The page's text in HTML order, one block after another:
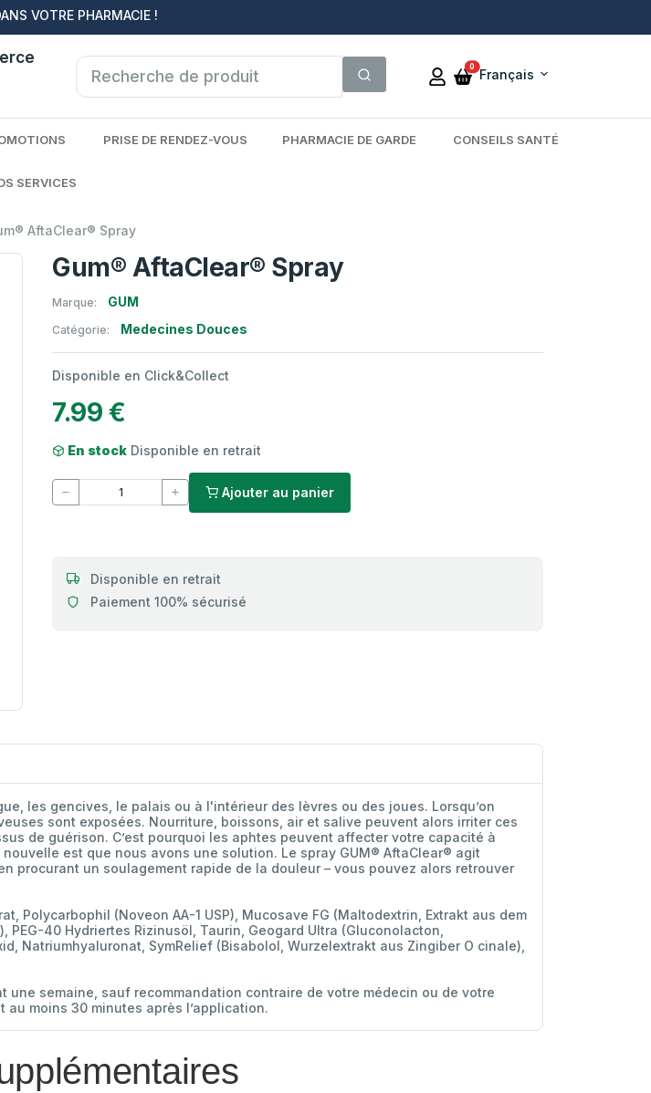
VOTRE PHARMACIE !
0 Français
PRISE DE RENDEZ-VOUS PHARMACIE DE GARDE CONSEILS SANTÉ
SERVICES
AftaClear® Spray
Gum® AftaClear® Spray
Marque: GUM
Catégorie: Medecines Douces
Disponible en Click&Collect
7.99 €
En stock Disponible en retrait
Ajouter au panier
Disponible en retrait
Paiement 100% sécurisé
les gencives, le palais ou à l'intérieur des lèvres ou des joues. Lorsqu’on
sont exposées. Nourriture, boissons, air et salive peuvent alors irriter ces
de guérison. C’est pourquoi les aphtes peuvent affecter votre capacité à
est que nous avons une solution. Le spray GUM® AftaClear® agit
procurant un soulagement rapide de la douleur – vous pouvez alors retrouver
Polycarbophil (Noveon AA-1 USP), Mucosave FG (Maltodextrin, Extrakt aus dem
40 Hydriertes Rizinusöl, Taurin, Geogard Ultra (Gluconolacton,
Natriumhyaluronat, SymRelief (Bisabolol, Wurzelextrakt aus Zingiber O cinale),
semaine, sauf recommandation contraire de votre médecin ou de votre
au moins 30 minutes après l’application.